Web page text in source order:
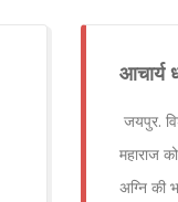
आचार्य
जयपुर.
महाराज
अग्नि की